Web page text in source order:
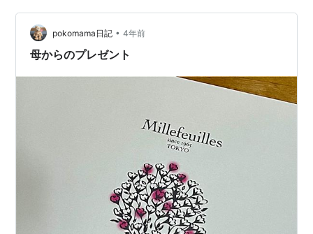
pokomama日記 • 4年前
母からのプレゼント